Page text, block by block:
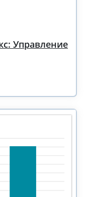
Управление